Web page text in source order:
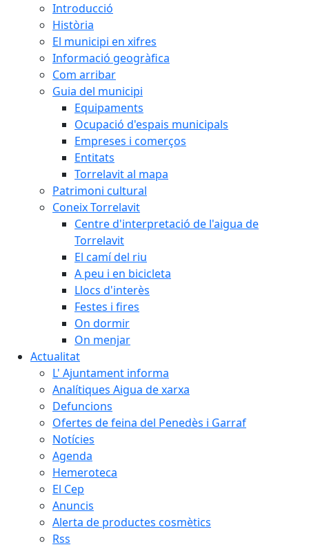
Introducció
Història
El municipi en xifres
Informació geogràfica
Com arribar
Guia del municipi
Equipaments
Ocupació d'espais municipals
Empreses i comerços
Entitats
Torrelavit al mapa
Patrimoni cultural
Coneix Torrelavit
Centre d'interpretació de l'aigua de
Torrelavit
El camí del riu
A peu i en bicicleta
Llocs d'interès
Festes i fires
On dormir
On menjar
Actualitat
L' Ajuntament informa
Analítiques Aigua de xarxa
Defuncions
Ofertes de feina del Penedès i Garraf
Notícies
Agenda
Hemeroteca
El Cep
Anuncis
Alerta de productes cosmètics
Rss